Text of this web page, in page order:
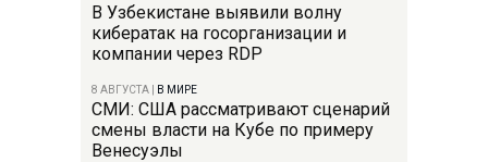
В Узбекистане выявили волну
кибератак на госорганизации и
компании через RDP
8 АВГУСТА В МИРЕ
СМИ: США рассматривают сценарий
смены власти на Кубе по примеру
Венесуэлы